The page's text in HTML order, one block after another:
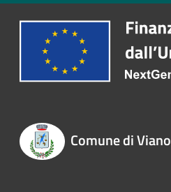
Comune di Viano